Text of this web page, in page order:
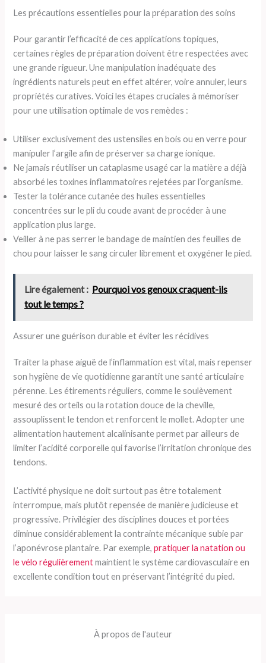
Les précautions essentielles pour la préparation des soins
Pour garantir l’efficacité de ces applications topiques,
certaines règles de préparation doivent être respectées avec
une grande rigueur. Une manipulation inadéquate des
ingrédients naturels peut en effet altérer, voire annuler, leurs
propriétés curatives. Voici les étapes cruciales à mémoriser
pour une utilisation optimale de vos remèdes :
Utiliser exclusivement des ustensiles en bois ou en verre pour
manipuler l’argile afin de préserver sa charge ionique.
Ne jamais réutiliser un cataplasme usagé car la matière a déjà
absorbé les toxines inflammatoires rejetées par l’organisme.
Tester la tolérance cutanée des huiles essentielles
concentrées sur le pli du coude avant de procéder à une
application plus large.
Veiller à ne pas serrer le bandage de maintien des feuilles de
chou pour laisser le sang circuler librement et oxygéner le pied.
Lire également : Pourquoi vos genoux craquent-ils
tout le temps ?
Assurer une guérison durable et éviter les récidives
Traiter la phase aiguë de l’inflammation est vital, mais repenser
son hygiène de vie quotidienne garantit une santé articulaire
pérenne. Les étirements réguliers, comme le soulèvement
mesuré des orteils ou la rotation douce de la cheville,
assouplissent le tendon et renforcent le mollet. Adopter une
alimentation hautement alcalinisante permet par ailleurs de
limiter l’acidité corporelle qui favorise l’irritation chronique des
tendons.
L’activité physique ne doit surtout pas être totalement
interrompue, mais plutôt repensée de manière judicieuse et
progressive. Privilégier des disciplines douces et portées
diminue considérablement la contrainte mécanique subie par
l’aponévrose plantaire. Par exemple,pratiquer la natation ou
le vélo régulièrementmaintient le système cardiovasculaire en
excellente condition tout en préservant l’intégrité du pied.
À propos de l'auteur